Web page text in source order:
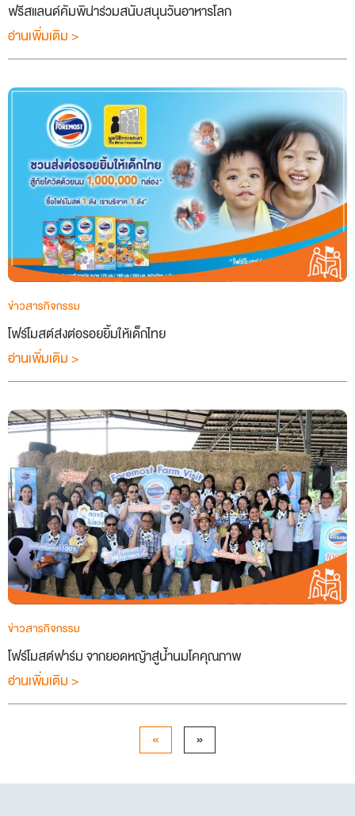
ฟรีสแลนด์คัมพิน่าร่วมสนับสนุนวันอาหารโลก
อ่านเพิ่มเติม >
ข่าวสารกิจกรรม
โฟร์โมสต์ส่งต่อรอยยิ้มให้เด็กไทย
อ่านเพิ่มเติม >
ข่าวสารกิจกรรม
โฟร์โมสต์ฟาร์ม จากยอดหญ้าสู่น้ำนมโคคุณภาพ
อ่านเพิ่มเติม >
« »